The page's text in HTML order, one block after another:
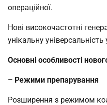
операційної.
Нові високочастотні
унікальну
Основні особливості
– Режими препарування
Розширення з режимом